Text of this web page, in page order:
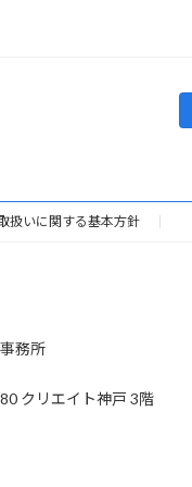
扱いに関する基本方針
務所
クリエイト神戸 3階